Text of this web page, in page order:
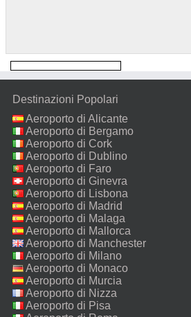
Destinazioni Popolari
Aeroporto di Alicante
Aeroporto di Bergamo
Aeroporto di Cork
Aeroporto di Dublino
Aeroporto di Faro
Aeroporto di Ginevra
Aeroporto di Lisbona
Aeroporto di Madrid
Aeroporto di Malaga
Aeroporto di Mallorca
Aeroporto di Manchester
Aeroporto di Milano
Malpensa
Aeroporto di Monaco
Aeroporto di Murcia
Aeroporto di Nizza
Aeroporto di Pisa